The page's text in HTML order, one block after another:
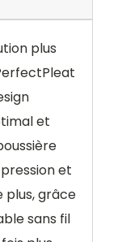
plus
et
et
plus, grâce
sans fil